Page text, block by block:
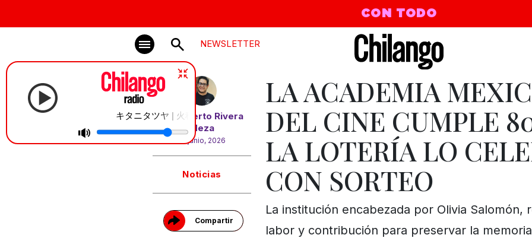
CON TODO
NEWSLETTER
キタニタツヤ | 火種
Por Alberto Rivera
Meza
18 junio, 2026
Noticias
Compartir
LA ACADEMIA
DEL CINE CUMPLE
LA LOTERÍA LO
CON SORTEO
La institución encabezada por Olivia Salomón,
labor y contribución para preservar la